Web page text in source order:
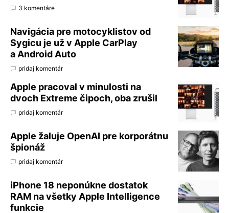
3 komentáre
Navigácia pre motocyklistov od
Sygicu je už v Apple CarPlay
a Android Auto
pridaj komentár
Apple pracoval v minulosti na
dvoch Extreme čipoch, oba zrušil
pridaj komentár
Apple žaluje OpenAI pre korporátnu
špionáž
pridaj komentár
iPhone 18 neponúkne dostatok
RAM na všetky Apple Intelligence
funkcie